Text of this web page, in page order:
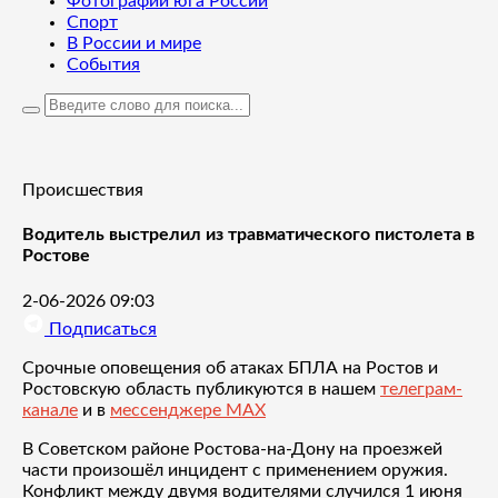
Спорт
В России и мире
События
Происшествия
Водитель выстрелил из травматического пистолета в
Ростове
2-06-2026 09:03
Подписаться
Срочные оповещения об атаках БПЛА на Ростов и
Ростовскую область публикуются в нашем телеграм-
канале и в мессенджере MAX
В Советском районе Ростова-на-Дону на проезжей
части произошёл инцидент с применением оружия.
Конфликт между двумя водителями случился 1 июня